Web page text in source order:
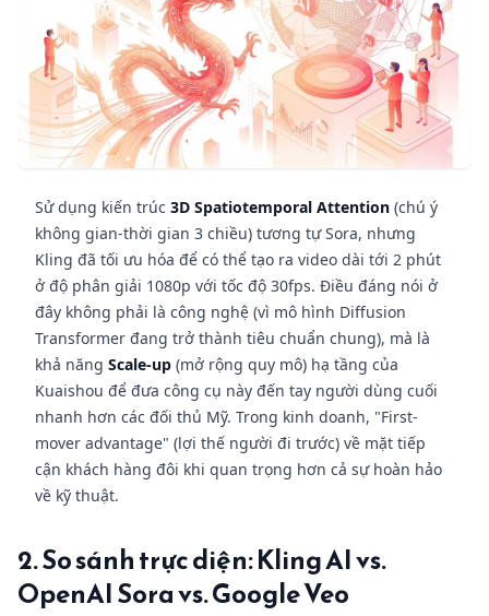
Sử dụng kiến trúc 3D Spatiotemporal Attention (chú ý
không gian-thời gian 3 chiều) tương tự Sora, nhưng
Kling đã tối ưu hóa để có thể tạo ra video dài tới 2 phút
ở độ phân giải 1080p với tốc độ 30fps. Điều đáng nói ở
đây không phải là công nghệ (vì mô hình Diffusion
Transformer đang trở thành tiêu chuẩn chung), mà là
khả năng Scale-up (mở rộng quy mô) hạ tầng của
Kuaishou để đưa công cụ này đến tay người dùng cuối
nhanh hơn các đối thủ Mỹ. Trong kinh doanh, "First-
mover advantage" (lợi thế người đi trước) về mặt tiếp
cận khách hàng đôi khi quan trọng hơn cả sự hoàn hảo
về kỹ thuật.
2. So sánh trực diện: Kling AI vs.
OpenAI Sora vs. Google Veo